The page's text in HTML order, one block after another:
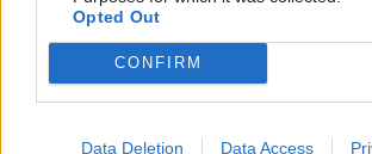
Opted Out
CONFIRM
Data Deletion Data Access